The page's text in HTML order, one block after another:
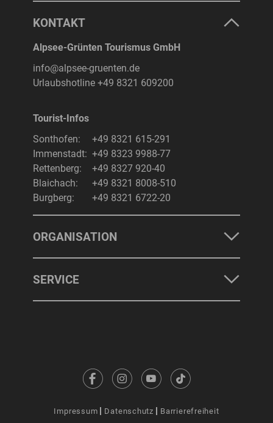
KONTAKT
Alpsee-Grünten Tourismus GmbH
info@alpsee-gruenten.de
Urlaubshotline +49 8321 609200
Tourist-Infos
Sonthofen:
+49 8321 615-291
Immenstadt: +49 8323 9988-77
Rettenberg:
+49 8327 920-40
Blaichach:
+49 8321 8008-510
Burgberg:
+49 8321 6722-20
ORGANISATION
SERVICE
Impressum Datenschutz Barrierefreiheit